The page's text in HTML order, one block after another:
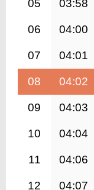
05 03:58
06 04:00
07 04:01
08 04:02
09 04:03
10 04:04
11 04:06
12 04:07